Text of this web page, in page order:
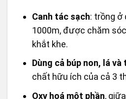
Canh tác sạch: trồng ở
1000m, được chăm
khắt khe.
Dùng cả búp non, lá và
chất hữu ích của cả 3
Oxy hoá một phần,